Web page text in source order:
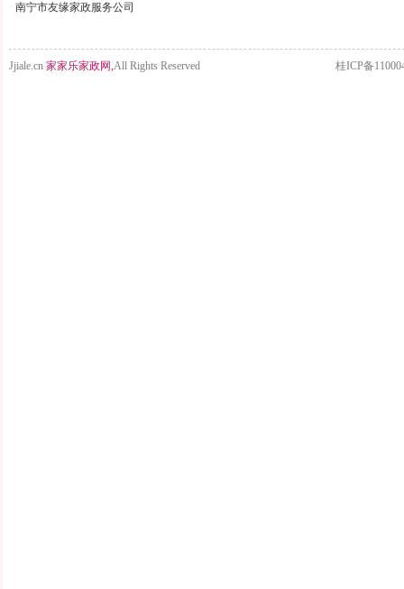
· 南宁市友缘家政服务公司
Jjiale.cn 家家乐家政网,All Rights Reserved 桂ICP备